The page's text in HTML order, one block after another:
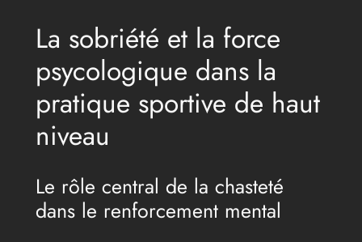
La sobriété et la force
psycologique dans la
pratique sportive de haut
niveau
Le rôle central de la chasteté
dans le renforcement mental